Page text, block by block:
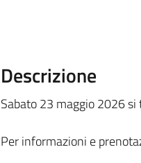
Descrizione
Sabato 23 maggio 2026
Per informazioni e